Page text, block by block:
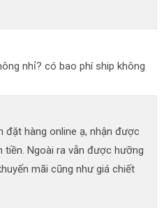
nhỉ? có bao phí ship không
đặt hàng online ạ, nhận được
tiền. Ngoài ra vẫn được hưỡng
mãi cũng như giá chiết